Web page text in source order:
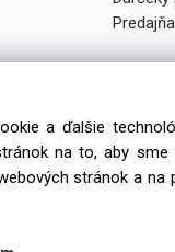
rôznych položiek a
a kvalitných
a ďalšie
na to, aby
stránok a